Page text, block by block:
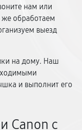
нам или
обработаем
выезд
на дому. Наш
и выполнит его
Canon с